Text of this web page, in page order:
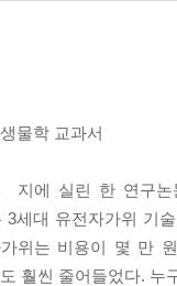
물학 교과서
지에 실린 한 연구
세대 유전자가위 기
위는 비용이 몇 만
훨씬 줄어들었다.